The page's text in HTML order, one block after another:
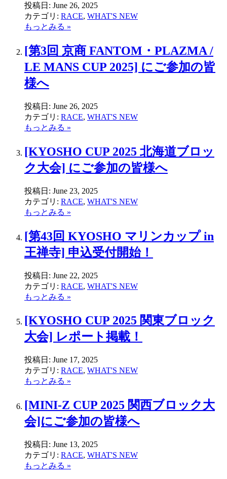
投稿日: June 26, 2025
カテゴリ: RACE, WHAT'S NEW
もっとみる »
[第3回 京商 FANTOM・PLAZMA /
LE MANS CUP 2025] にご参加の皆
様へ
投稿日: June 26, 2025
カテゴリ: RACE, WHAT'S NEW
もっとみる »
[KYOSHO CUP 2025 北海道ブロッ
ク大会] にご参加の皆様へ
投稿日: June 23, 2025
カテゴリ: RACE, WHAT'S NEW
もっとみる »
[第43回 KYOSHO マリンカップ in
王禅寺] 申込受付開始！
投稿日: June 22, 2025
カテゴリ: RACE, WHAT'S NEW
もっとみる »
[KYOSHO CUP 2025 関東ブロック
大会] レポート掲載！
投稿日: June 17, 2025
カテゴリ: RACE, WHAT'S NEW
もっとみる »
[MINI-Z CUP 2025 関西ブロック大
会]にご参加の皆様へ
投稿日: June 13, 2025
カテゴリ: RACE, WHAT'S NEW
もっとみる »